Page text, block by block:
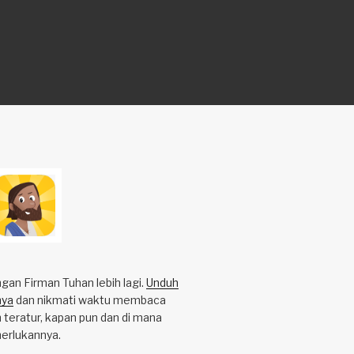
Firman Tuhan lebih lagi. Unduh
dan nikmati waktu membaca
kapan pun dan di mana